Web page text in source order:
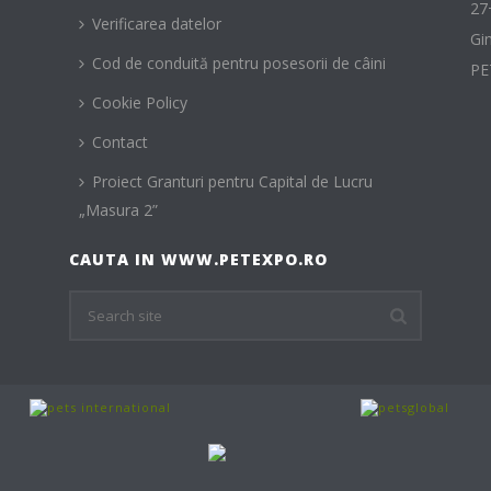
Verificarea datelor
Cod de conduită pentru posesorii de câini
Cookie Policy
Contact
Proiect Granturi pentru Capital de Lucru
„Masura 2”
CAUTA IN WWW.PETEXPO.RO